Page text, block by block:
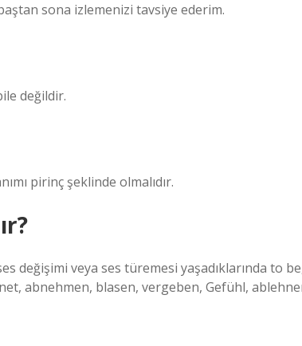
sona izlemenizi tavsiye ederim.
değildir.
pirinç şeklinde olmalıdır.
değişimi veya ses türemesi yaşadıklarında to
abnehmen, blasen, vergeben, Gefühl,